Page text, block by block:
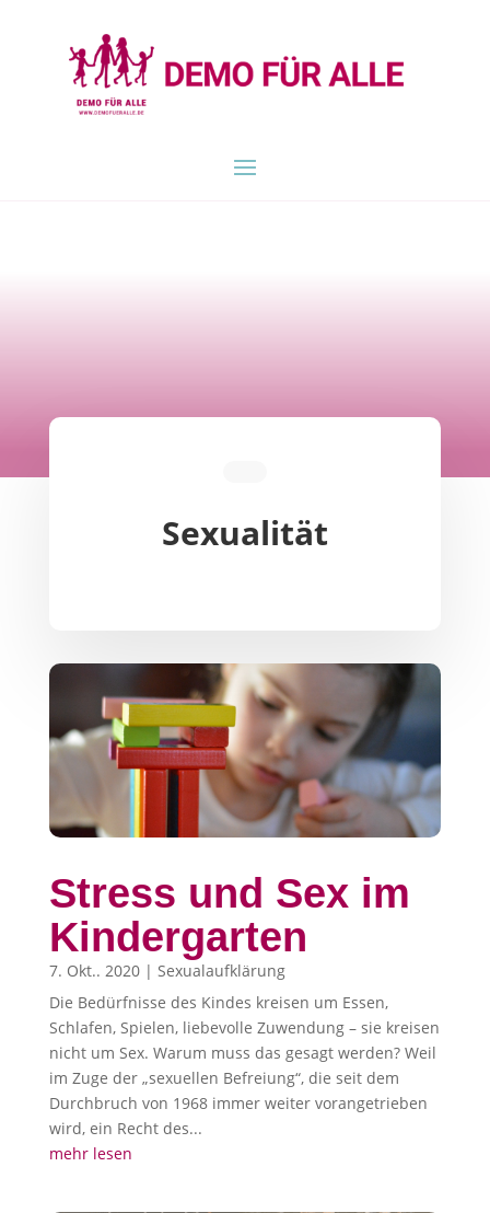
Sexualität
Stress und Sex im
Kindergarten
7. Okt.. 2020| Sexualaufklärung
Die Bedürfnisse des Kindes kreisen um Essen,
Schlafen, Spielen, liebevolle Zuwendung – sie kreisen
nicht um Sex. Warum muss das gesagt werden? Weil
im Zuge der „sexuellen Befreiung“, die seit dem
Durchbruch von 1968 immer weiter vorangetrieben
wird, ein Recht des...
mehr lesen